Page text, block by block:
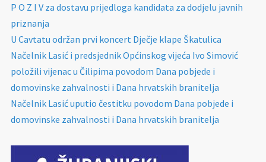
P O Z I V za dostavu prijedloga kandidata za dodjelu javnih
priznanja
U Cavtatu održan prvi koncert Dječje klape Škatulica
Načelnik Lasić i predsjednik Općinskog vijeća Ivo Simović
položili vijenac u Čilipima povodom Dana pobjede i
domovinske zahvalnosti i Dana hrvatskih branitelja
Načelnik Lasić uputio čestitku povodom Dana pobjede i
domovinske zahvalnosti i Dana hrvatskih branitelja